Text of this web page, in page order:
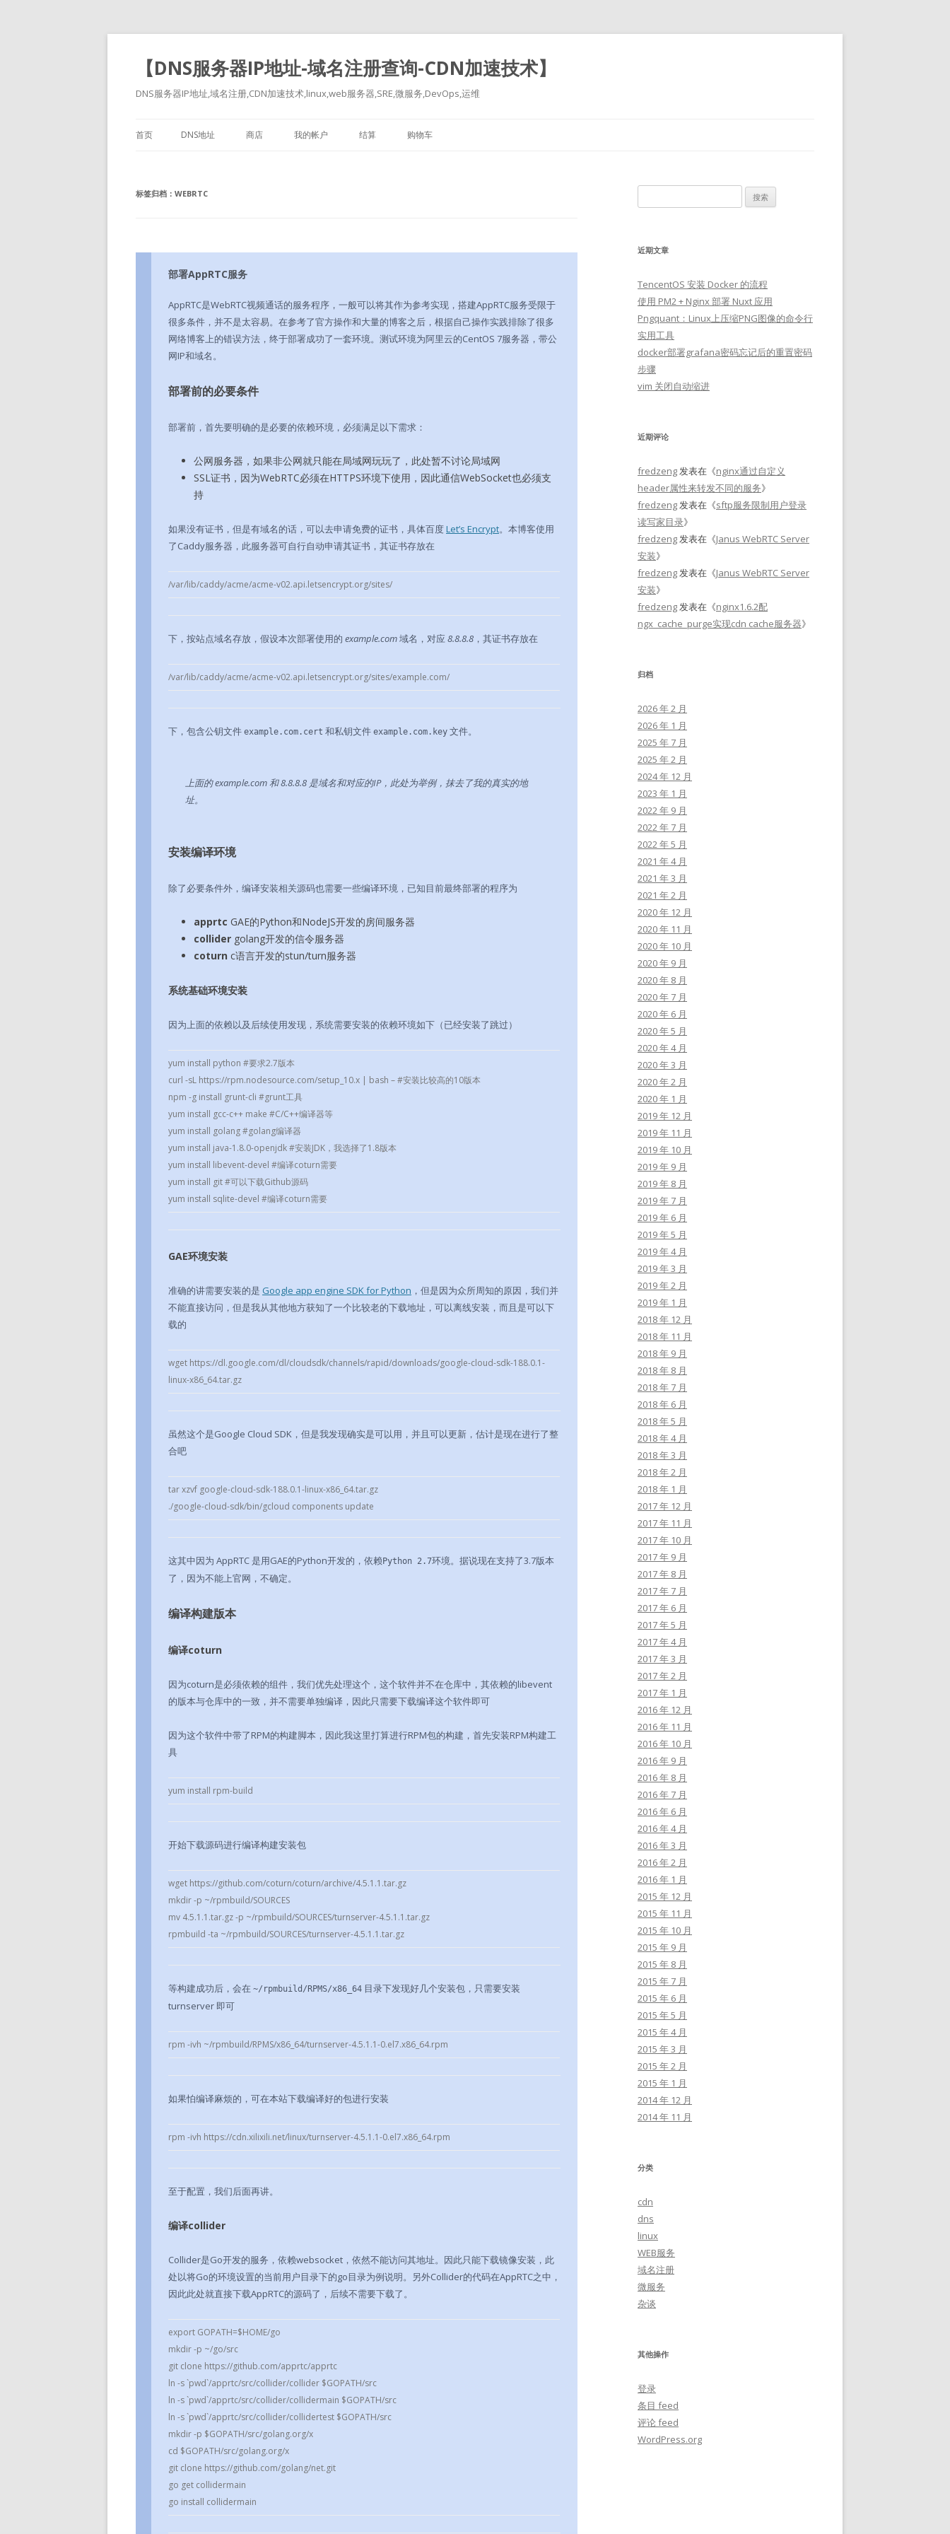
【DNS服务器IP地址-域名注册查询-CDN加速技术】
DNS服务器IP地址,域名注册,CDN加速技术,linux,web服务器,SRE,微服务,DevOps,运维
首页 DNS地址 商店 我的帐户 结算 购物车
标签归档： WEBRTC
部署AppRTC服务
AppRTC是WebRTC视频通话的服务程序，一般可以将其作为参考实现，搭建AppRTC服务受限于
很多条件，并不是太容易。在参考了官方操作和大量的博客之后，根据自己操作实践排除了很多
网络博客上的错误方法，终于部署成功了一套环境。测试环境为阿里云的CentOS 7服务器，带公
网IP和域名。
部署前的必要条件
部署前，首先要明确的是必要的依赖环境，必须满足以下需求：
公网服务器，如果非公网就只能在局域网玩玩了，此处暂不讨论局域网
SSL证书，因为WebRTC必须在HTTPS环境下使用，因此通信WebSocket也必须支
持
如果没有证书，但是有域名的话，可以去申请免费的证书，具体百度Let’s Encrypt。本博客使用
了Caddy服务器，此服务器可自行自动申请其证书，其证书存放在
/var/lib/caddy/acme/acme-v02.api.letsencrypt.org/sites/
下，按站点域名存放，假设本次部署使用的 example.com域名，对应 8.8.8.8 ，其证书存放在
/var/lib/caddy/acme/acme-v02.api.letsencrypt.org/sites/example.com/
下，包含公钥文件 example.com.cert 和私钥文件 example.com.key 文件。
上面的 example.com 和 8.8.8.8 是域名和对应的IP，此处为举例，抹去了我的真实的地
址。
安装编译环境
除了必要条件外，编译安装相关源码也需要一些编译环境，已知目前最终部署的程序为
apprtc GAE的Python和NodeJS开发的房间服务器
collider golang开发的信令服务器
coturn c语言开发的stun/turn服务器
系统基础环境安装
因为上面的依赖以及后续使用发现，系统需要安装的依赖环境如下（已经安装了跳过）
yum install python #要求2.7版本
curl -sL https://rpm.nodesource.com/setup_10.x | bash – #安装比较高的10版本
npm -g install grunt-cli #grunt工具
yum install gcc-c++ make #C/C++编译器等
yum install golang #golang编译器
yum install java-1.8.0-openjdk #安装JDK，我选择了1.8版本
yum install libevent-devel #编译coturn需要
yum install git #可以下载Github源码
yum install sqlite-devel #编译coturn需要
GAE环境安装
准确的讲需要安装的是 Google app engine SDK for Python ，但是因为众所周知的原因，我们并
不能直接访问，但是我从其他地方获知了一个比较老的下载地址，可以离线安装，而且是可以下
载的
wget https://dl.google.com/dl/cloudsdk/channels/rapid/downloads/google-cloud-sdk-188.0.1-
linux-x86_64.tar.gz
虽然这个是Google Cloud SDK，但是我发现确实是可以用，并且可以更新，估计是现在进行了整
合吧
tar xzvf google-cloud-sdk-188.0.1-linux-x86_64.tar.gz
./google-cloud-sdk/bin/gcloud components update
这其中因为 AppRTC 是用GAE的Python开发的，依赖 Python 2.7环境。据说现在支持了3.7版本
了，因为不能上官网，不确定。
编译构建版本
编译coturn
因为coturn是必须依赖的组件，我们优先处理这个，这个软件并不在仓库中，其依赖的libevent
的版本与仓库中的一致，并不需要单独编译，因此只需要下载编译这个软件即可
因为这个软件中带了RPM的构建脚本，因此我这里打算进行RPM包的构建，首先安装RPM构建工
具
yum install rpm-build
开始下载源码进行编译构建安装包
wget https://github.com/coturn/coturn/archive/4.5.1.1.tar.gz
mkdir -p ~/rpmbuild/SOURCES
mv 4.5.1.1.tar.gz -p ~/rpmbuild/SOURCES/turnserver-4.5.1.1.tar.gz
rpmbuild -ta ~/rpmbuild/SOURCES/turnserver-4.5.1.1.tar.gz
等构建成功后，会在 ~/rpmbuild/RPMS/x86_64 目录下发现好几个安装包，只需要安装
turnserver 即可
rpm -ivh ~/rpmbuild/RPMS/x86_64/turnserver-4.5.1.1-0.el7.x86_64.rpm
如果怕编译麻烦的，可在本站下载编译好的包进行安装
rpm -ivh https://cdn.xilixili.net/linux/turnserver-4.5.1.1-0.el7.x86_64.rpm
至于配置，我们后面再讲。
编译collider
Collider是Go开发的服务，依赖websocket，依然不能访问其地址。因此只能下载镜像安装，此
处以将Go的环境设置的当前用户目录下的go目录为例说明。另外Collider的代码在AppRTC之中，
因此此处就直接下载AppRTC的源码了，后续不需要下载了。
export GOPATH=$HOME/go
mkdir -p ~/go/src
git clone https://github.com/apprtc/apprtc
ln -s `pwd`/apprtc/src/collider/collider $GOPATH/src
ln -s `pwd`/apprtc/src/collider/collidermain $GOPATH/src
ln -s `pwd`/apprtc/src/collider/collidertest $GOPATH/src
mkdir -p $GOPATH/src/golang.org/x
cd $GOPATH/src/golang.org/x
git clone https://github.com/golang/net.git
go get collidermain
go install collidermain
索：
近期文章
TencentOS 安装 Docker 的流程
使用 PM2 + Nginx 部署 Nuxt 应用
Pngquant：Linux上压缩PNG图像的命令行
实用工具
docker部署grafana密码忘记后的重置密码
步骤
vim 关闭自动缩进
近期评论
fredzeng发表在《nginx通过自定义
header属性来转发不同的服务》
fredzeng发表在《sftp服务限制用户登录
读写家目录》
fredzeng发表在《Janus WebRTC Server
安装》
fredzeng发表在《Janus WebRTC Server
安装》
fredzeng发表在《nginx1.6.2配
ngx_cache_purge实现cdn cache服务器》
归档
2026 年 2 月
2026 年 1 月
2025 年 7 月
2025 年 2 月
2024 年 12 月
2023 年 1 月
2022 年 9 月
2022 年 7 月
2022 年 5 月
2021 年 4 月
2021 年 3 月
2021 年 2 月
2020 年 12 月
2020 年 11 月
2020 年 10 月
2020 年 9 月
2020 年 8 月
2020 年 7 月
2020 年 6 月
2020 年 5 月
2020 年 4 月
2020 年 3 月
2020 年 2 月
2020 年 1 月
2019 年 12 月
2019 年 11 月
2019 年 10 月
2019 年 9 月
2019 年 8 月
2019 年 7 月
2019 年 6 月
2019 年 5 月
2019 年 4 月
2019 年 3 月
2019 年 2 月
2019 年 1 月
2018 年 12 月
2018 年 11 月
2018 年 9 月
2018 年 8 月
2018 年 7 月
2018 年 6 月
2018 年 5 月
2018 年 4 月
2018 年 3 月
2018 年 2 月
2018 年 1 月
2017 年 12 月
2017 年 11 月
2017 年 10 月
2017 年 9 月
2017 年 8 月
2017 年 7 月
2017 年 6 月
2017 年 5 月
2017 年 4 月
2017 年 3 月
2017 年 2 月
2017 年 1 月
2016 年 12 月
2016 年 11 月
2016 年 10 月
2016 年 9 月
2016 年 8 月
2016 年 7 月
2016 年 6 月
2016 年 4 月
2016 年 3 月
2016 年 2 月
2016 年 1 月
2015 年 12 月
2015 年 11 月
2015 年 10 月
2015 年 9 月
2015 年 8 月
2015 年 7 月
2015 年 6 月
2015 年 5 月
2015 年 4 月
2015 年 3 月
2015 年 2 月
2015 年 1 月
2014 年 12 月
2014 年 11 月
分类
cdn
dns
linux
WEB服务
域名注册
微服务
杂谈
其他操作
登录
条目 feed
评论 feed
WordPress.org